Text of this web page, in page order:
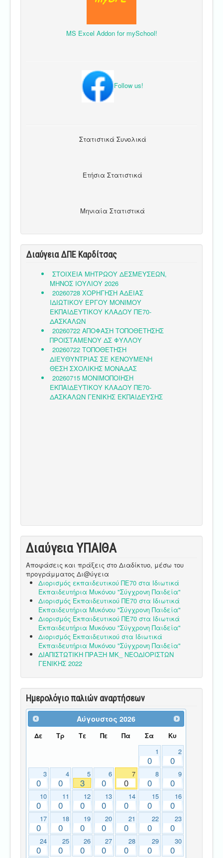
MS Excel Addon for mySchool!
Follow us!
Στατιστικά Συνολικά
Ετήσια Στατιστικά
Μηνιαία Στατιστικά
Διαύγεια ΔΠΕ Καρδίτσας
Διαύγεια ΥΠΑΙΘA
Αποφάσεις και πράξεις στο Διαδίκτυο, μέσω του
προγράμματος Δι@ύγεια
Διορισμός εκπαιδευτικού ΠΕ70 στα Ιδιωτικά
Εκπαιδευτήρια Μυκόνου "Σύγχρονη Παιδεία"
Διορισμός Εκπαιδευτικού ΠΕ70 στα Ιδιωτικά
Εκπαιδευτήρια Μυκόνου "Σύγχρονη Παιδεία"
Διορισμός Εκπαιδευτικού ΠΕ70 στα Ιδιωτικά
Εκπαιδευτήρια Μυκόνου "Σύγχρονη Παιδεία"
Διορισμός Εκπαιδευτικού στα Ιδιωτικά
Εκπαιδευτήρια Μυκόνου "Σύγχρονη Παιδεία"
ΔΙΑΠΙΣΤΩΤΙΚΗ ΠΡΑΞΗ ΜΚ_ ΝΕΟΔΙΟΡΙΣΤΩΝ
ΓΕΝΙΚΗΣ 2022
Ημερολόγιο παλιών αναρτήσεων
Αύγουστος 2026
Δε Τρ Τε Πε Πα Σα Κυ
1
0
2
0
3
0
4
0
5
3
6
0
7
0
8
0
9
0
10
0
11
0
12
0
13
0
14
0
15
0
16
0
17
0
18
0
19
0
20
0
21
0
22
0
23
0
24
0
25
0
26
0
27
0
28
0
29
0
30
0